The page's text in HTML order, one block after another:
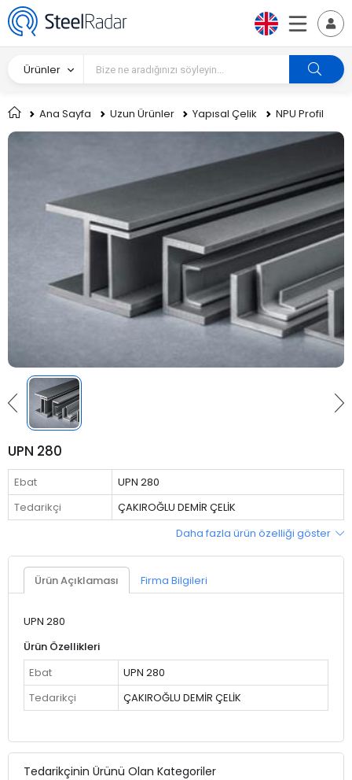
Ürünler
Ana Sayfa Uzun Ürünler Yapısal Çelik NPU Profil
UPN 280
Ebat
UPN 280
Tedarikçi
ÇAKIROĞLU DEMİR ÇELİK
Daha fazla ürün özelliği göster
Ürün Açıklaması Firma Bilgileri
UPN 280
Ürün Özellikleri
Ebat
UPN 280
Tedarikçi
ÇAKIROĞLU DEMİR ÇELİK
Tedarikçinin Ürünü Olan Kategoriler